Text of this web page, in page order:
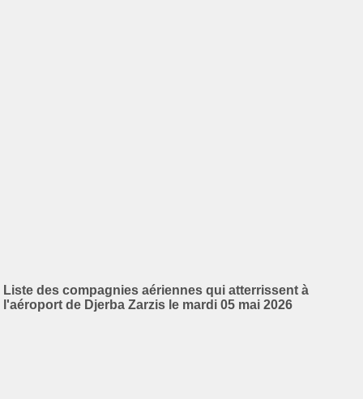
Liste des compagnies aériennes qui atterrissent à
l'aéroport de Djerba Zarzis le mardi 05 mai 2026